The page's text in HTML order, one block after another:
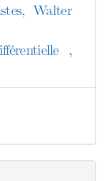
Walter
,